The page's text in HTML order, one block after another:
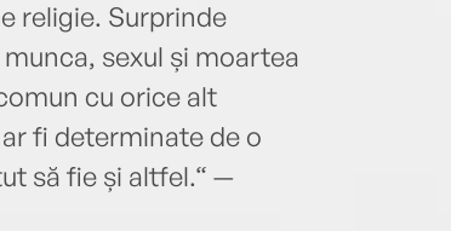
religie. Surprinde
sexul și moartea
cu orice alt
fi determinate de o
să fie și altfel.“ —